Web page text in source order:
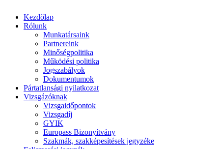
Kezdőlap
Rólunk
Munkatársaink
Partnereink
Minőségpolitika
Működési politika
Jogszabályok
Dokumentumok
Pártatlansági nyilatkozat
Vizsgázóknak
Vizsgaidőpontok
Vizsgadíj
GYIK
Europass Bizonyítvány
Szakmák, szakképesítések jegyzéke